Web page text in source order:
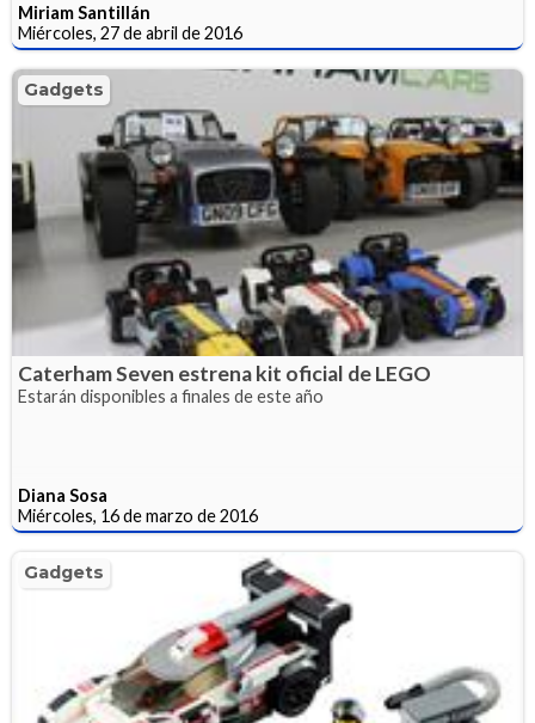
Miriam Santillán
Miércoles, 27 de abril de 2016
Gadgets
Caterham Seven estrena kit oficial de LEGO
Estarán disponibles a finales de este año
Diana Sosa
Miércoles, 16 de marzo de 2016
Gadgets